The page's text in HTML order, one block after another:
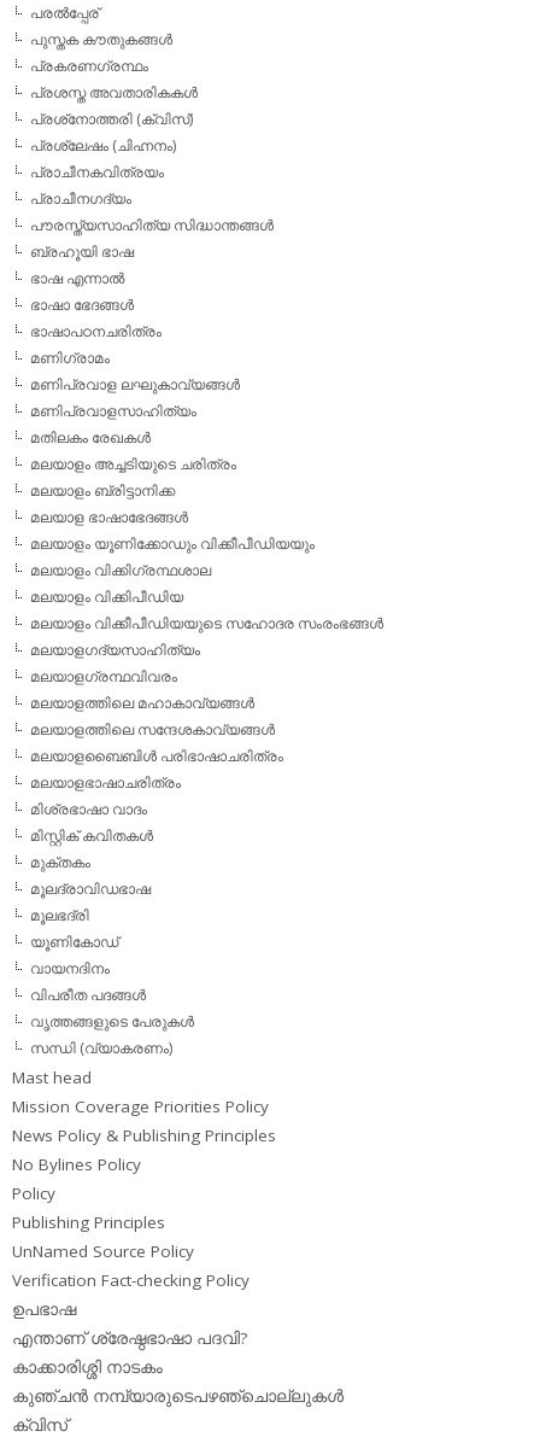
പരല്‍പ്പേര്
പുസ്തക കൗതുകങ്ങള്‍
പ്രകരണഗ്രന്ഥം
പ്രശസ്ത അവതാരികകള്‍
പ്രശ്‌നോത്തരി (ക്വിസ്)
പ്രശ്ലേഷം (ചിഹ്നനം)
പ്രാചീനകവിത്രയം
പ്രാചീനഗദ്യം
പൗരസ്ത്യസാഹിത്യ സിദ്ധാന്തങ്ങള്‍
ബ്രഹൂയി ഭാഷ
ഭാഷ എന്നാല്‍
ഭാഷാ ഭേദങ്ങള്‍
ഭാഷാപഠനചരിത്രം
മണിഗ്രാമം
മണിപ്രവാള ലഘുകാവ്യങ്ങള്‍
മണിപ്രവാളസാഹിത്യം
മതിലകം രേഖകള്‍
മലയാളം അച്ചടിയുടെ ചരിത്രം
മലയാളം ബ്രിട്ടാനിക്ക
മലയാള ഭാഷാഭേദങ്ങള്‍
മലയാളം യൂണിക്കോഡും വിക്കീപീഡിയയും
മലയാളം വിക്കിഗ്രന്ഥശാല
മലയാളം വിക്കിപീഡിയ
മലയാളം വിക്കീപീഡിയയുടെ സഹോദര സംരംഭങ്ങള്‍
മലയാളഗദ്യസാഹിത്യം
മലയാളഗ്രന്ഥവിവരം
മലയാളത്തിലെ മഹാകാവ്യങ്ങള്‍
മലയാളത്തിലെ സന്ദേശകാവ്യങ്ങള്‍
മലയാളബൈബിള്‍ പരിഭാഷാചരിത്രം
മലയാളഭാഷാചരിത്രം
മിശ്രഭാഷാ വാദം
മിസ്റ്റിക് കവിതകള്‍
മുക്തകം
മൂലദ്രാവിഡഭാഷ
മൂലഭദ്രി
യൂണികോഡ്
വായനദിനം
വിപരീത പദങ്ങള്‍
വൃത്തങ്ങളുടെ പേരുകള്‍
സന്ധി (വ്യാകരണം)
Mast head
Mission Coverage Priorities Policy
News Policy & Publishing Principles
No Bylines Policy
Policy
Publishing Principles
UnNamed Source Policy
Verification Fact-checking Policy
ഉപഭാഷ
എന്താണ് ശ്രേഷ്ഠഭാഷാ പദവി?
കാക്കാരിശ്ശി നാടകം
കുഞ്ചന്‍ നമ്പ്യാരുടെപഴഞ്ചൊല്ലുകള്‍
ക്വിസ്